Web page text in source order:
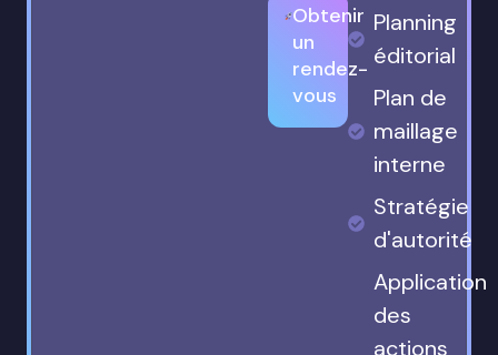
Obtenir
un
rendez-
vous
Planning
éditorial
Plan de
maillage
interne
Stratégie
d'autorité
Application
des
actions